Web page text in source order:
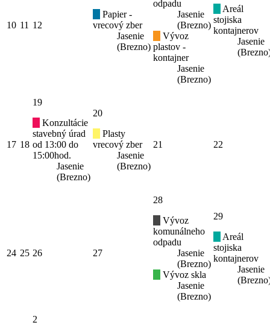
10 11 12
Papier -
vrecový zber
Jasenie
(Brezno)
odpadu
Jasenie
(Brezno)
Vývoz
plastov -
kontajner
Jasenie
(Brezno)
Areál
stojiska
kontajnerov
Jasenie
17 18
19
Konzultácie
stavebný úrad
od 13:00 do
15:00hod.
Jasenie
(Brezno)
20
Plasty
vrecový zber
Jasenie
(Brezno)
21 22
24 25 26 27
28
Vývoz
komunálneho
odpadu
Jasenie
(Brezno)
Vývoz skla
Jasenie
(Brezno)
29
Areál
stojiska
kontajnerov
Jasenie
2